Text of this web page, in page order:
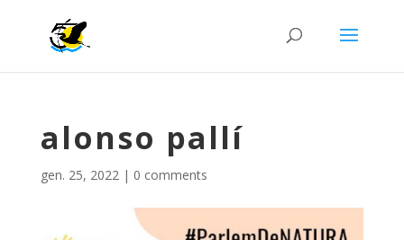
alonso pallí
gen. 25, 2022| 0 comments